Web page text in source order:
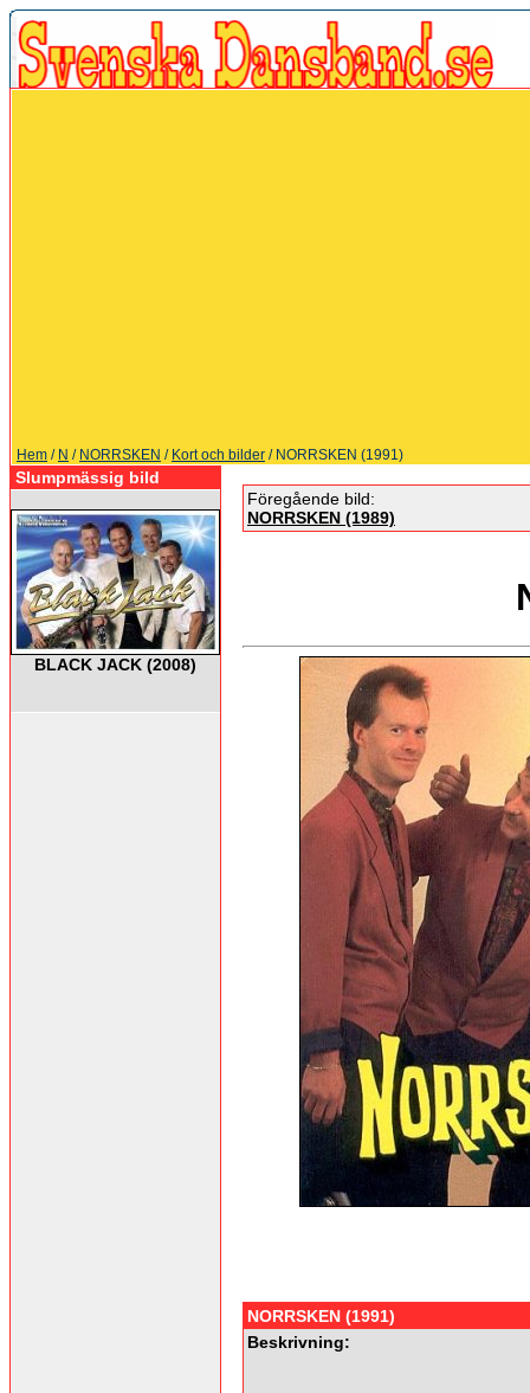
Hem / N / NORRSKEN / Kort och bilder / NORRSKEN (1991)
Slumpmässig bild
BLACK JACK (2008)
Föregående bild:
NORRSKEN (1989)
NORRSKEN (1991)
Beskrivning: